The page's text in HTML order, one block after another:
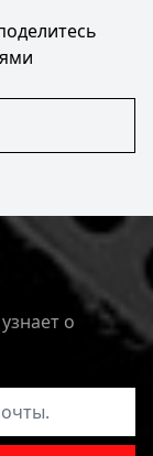
о